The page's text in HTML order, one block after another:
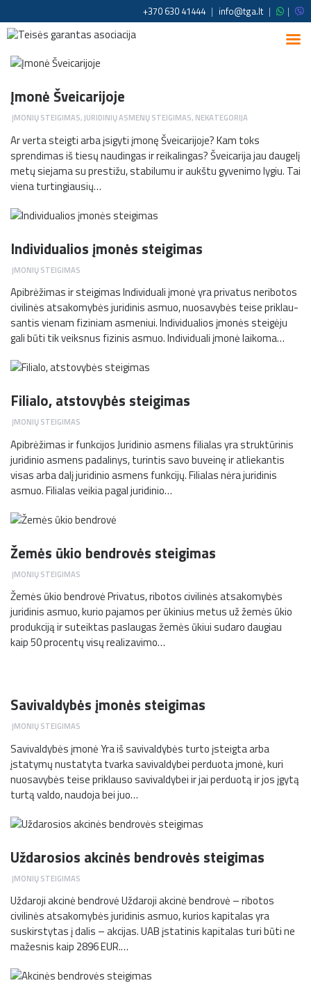
+370 630 41444 | info@tga.lt | |
Įmonė Šveicarijoje
ĮMONIŲ STEIGIMAS, JURIDINIŲ ASMENŲ STEIGIMAS, NEKATEGORIJA
Ar verta steigti arba įsigyti įmonę Šveicarijoje? Kam toks
sprendimas iš tiesų naudingas ir reikalingas? Šveicarija jau daugelį
metų siejama su prestižu, stabilumu ir aukštu gyvenimo lygiu. Tai
viena turtingiausių…
Individualios įmonės steigimas
ĮMONIŲ STEIGIMAS
Apibrėžimas ir steigimas In­di­vi­du­a­li įmonė yra pri­va­tus ne­ri­bo­tos
ci­vi­li­nės at­sa­ko­my­bės ju­ri­di­nis as­muo, nuo­sa­vy­bės tei­se pri­klau­
san­tis vie­nam fiziniam as­me­niui. Individualios įmonės steigėju
gali būti tik veiksnus fizinis asmuo. Individuali įmonė laikoma…
Filialo, atstovybės steigimas
ĮMONIŲ STEIGIMAS
Apibrėžimas ir funkcijos Juridinio asmens filialas yra struktūrinis
juridinio asmens padalinys, turintis savo buveinę ir atliekantis
visas arba dalį juridinio asmens funkcijų. Filialas nėra juridinis
asmuo. Filialas veikia pagal juridinio…
Žemės ūkio bendrovės steigimas
ĮMONIŲ STEIGIMAS
Že­mės ūkio ben­dro­vė Pri­va­tus, ri­bo­tos ci­vi­li­nės at­sa­ko­my­bės
juridi­nis as­muo, ku­rio pa­ja­mos per ūki­nius me­tus už že­mės ūkio
produk­ci­ją ir su­teik­tas paslaugas že­mės ūkiui su­da­ro dau­giau
kaip 50 pro­cen­tų vi­sų re­a­li­za­vi­mo…
Savivaldybės įmonės steigimas
ĮMONIŲ STEIGIMAS
Savivaldybės įmonė Yra iš savivaldybės turto įsteigta arba
įstatymų nustatyta tvarka savivaldybei perduota įmonė, kuri
nuosavybės teise priklauso savivaldybei ir jai perduotą ir jos įgytą
turtą valdo, naudoja bei juo…
Uždarosios akcinės bendrovės steigimas
ĮMONIŲ STEIGIMAS
Uždaroji akcinė bendrovė Uždaroji akcinė bendrovė – ribotos
civilinės atsakomybės juridinis asmuo, kurios kapitalas yra
suskirstytas į dalis – akcijas. UAB įstatinis kapitalas turi būti ne
mažesnis kaip 2896 EUR.…